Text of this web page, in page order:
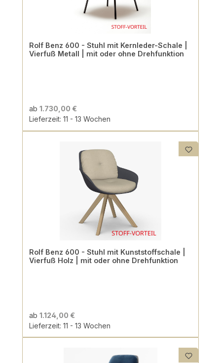
Rolf Benz 600 - Stuhl mit Kernleder-Schale |
Vierfuß Metall | mit oder ohne Drehfunktion
ab 1.730,00 €
Lieferzeit: 11 - 13 Wochen
Rolf Benz 600 - Stuhl mit Kunststoffschale |
Vierfuß Holz | mit oder ohne Drehfunktion
ab 1.124,00 €
Lieferzeit: 11 - 13 Wochen